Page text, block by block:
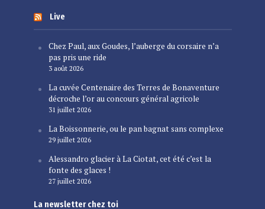
Live
Chez Paul, aux Goudes, l’auberge du corsaire n’a
pas pris une ride
3 août 2026
La cuvée Centenaire des Terres de Bonaventure
décroche l’or au concours général agricole
31 juillet 2026
La Boissonnerie, ou le pan bagnat sans complexe
29 juillet 2026
Alessandro glacier à La Ciotat, cet été c’est la
fonte des glaces !
27 juillet 2026
La newsletter chez toi